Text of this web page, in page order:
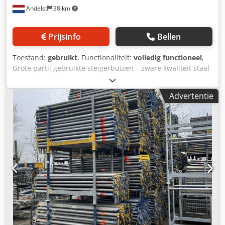
verzinkt staal, bestand tegen intensief gebruik • Perfect
voor snelle, nauwkeurige afstelling • Uitstekende prijs-
kwaliteitverhouding t.o.v. nieuw materiaal _____
gebruikte voetspindels zijn niet alleen geschikt voor
Nederlandse klanten, maar worden ook wereldwijd
geleverd door ons. Unieke aspecten: • Levering wereldwijd:
per pallet, container of transporteur • Volledige
exportdocumentatie & bulkoffertes beschikbaar Csdjw
Ddavspfx Ai Djrf • Combineerbaar met steigerframes,
consoles, liggers en meer
Andelst 38 km
Prijsinfo Bellen
Toestand: gebruikt, Functionaliteit: volledig functioneel,
Grote partij gebruikte steigerbuizen – zware kwaliteit staal
– diverse lengtes op voorraad Partij gebruikte stalen
steigerbuizen met standaard diameter van 48,3 mm, direct
beschikbaar uit voorraad. De buizen zijn afkomstig uit de
professionele verhuur en zijn geschikt voor o.a.
steigerbouw, tijdelijke constructies, hekwerken,
ondersteuning, evenementenbouw of doe-het-zelf
toepassingen. Het gaat om stevige, industriële buizen van
verzinkt staal, met normale gebruikssporen maar in
technisch goede staat. Diverse lengtes op voorraad,
waaronder populaire maten als 1,00 – 2,00 – 3,00 – 4,00 –
5,00 en 6,00 meter. Specificaties: Type: gebruikte
steigerbuis / bouwbuis Diameter: 48,3 mm Codpow
Niubefx Ai Derf Materiaal: verzinkt staal (geschikt voor
buitengebruik) Staat: gebruikt, met gebruikssporen,
Advertentie